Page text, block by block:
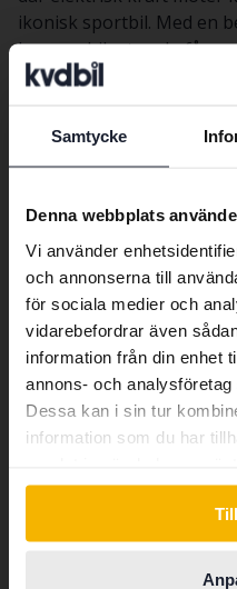
Samtycke
Denna webbplats
Vi använder
och annonserna till
för sociala medier och
vidarebefordrar även
information från din enhet
annons- och
Dessa kan i sin tur
information som du har
ikonisk sportbil. Med en
bara en bil, utan du får
självklart en Porsche
Porschemodeller
Porsche 911
Porsche
Boxster
Preferred
We have
Swedish. To
abroad we have
site
same vehicles